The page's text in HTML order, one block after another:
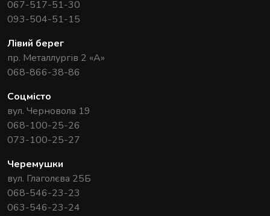
067-517-51-30
093-504-51-15
Лівий берег
пр. Металлургів 2 «А»
068-866-38-86
Соцмісто
вул. Черновола 19
068-100-25-26
073-100-25-27
Черемушки
вул. Глаголєва 25Б
068-546-23-23
063-546-23-24